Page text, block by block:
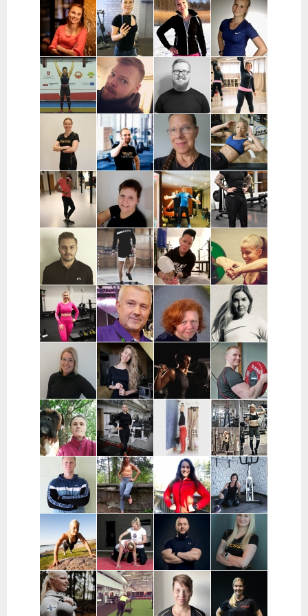
Pekka
Kauranen |
Pohjois-
Pohjanmaa
Mervi
Wennerstrand
| Helsinki,
Ranska
Nooa Närväinen |
Pääkaupunkiseutu
Iina
Taijonlahti |
Helsinki
Kaisa
Poikajärvi |
Espoo
Essi Malíková
| Tampere
Mari Koponen |
Pääkaupunkiseutu
Lotta
Ahteneva |
Järvenpää ja
lähiseutu
Jutta Selin |
Pirkanmaa
Ville Suur-
Inkeroinen |
Varsinais-
Suomi
Antti
Kjellman |
Oulu
Jenni
Siponen |
Lohja
Noora Karme |
Espoo ja
Helsinki
Leppänen |
Pirkanmaa
Eeva Beckford
| Espoo ja
Leppävaara
Heidi Ilomäki
| Sastamala
Laura Raisio |
Kärkölä,
Hollola, Lahti,
Lammi
Teija Augustin
| Varsinais-
Suomi, Turku
Kari Timonen
| Lohja
Arttu Kurkela
| Pohjois-
Pohjanmaa
Joni Vuopio |
Pääkaupunkiseutu
Luukas Tukia |
Helsinki
Heli Toro |
Riihimäki,
Hyvinkää,
Hausjärvi,
Loppi,
Janakkala
Tanja Juntunen |
Päijät-Häme ja
Pääkaupunkiseutu
Charlotta
Grönberg |
Pääkaupunkiseutu
Stefan
Westerback |
Pääkaupunkiseutu
Eeva Nuutinen |
Pääkaupunkiseutu
ja Muu Suomi
Routa
Training |
Helsinki ja
Espoo
Jenni Sukko |
Oulu
Elina Lepistö |
Pirkanmaa
Heidi Soikkeli
| Tampere
Jani Lehtilä |
Turku ja etä
Kati Raittinen
| Turku, Raisio,
Mynämäki,
Masku,
Nousiainen
Jenna Hakala
| Turku ja
Varsinais-
Suomi
Leinimaa |
Hyvinkää,
Hausjärvi,
Riihimäki
Christin
Moritz |
Helsinki,
Espoo ja
Vantaa
Samuli
Huttunen |
Porvoo ja
lähialueet
Janette
Latva-
Valkama |
Tampere ja
lähialueet
Sofia Kuisti-
Rannanjärvi |
Seinäjoki ja
etä
Jenni Harala |
Keski-Uusimaa ja
Pääkaupunkiseutu
Mira Auvinen
| Helsinki
Marika Uoti |
Helsinki ja
Vantaa
Markus
Paajala |
Helsinki,
Espoo ja
Sanni
Nevalainen |
Ylöjärvi